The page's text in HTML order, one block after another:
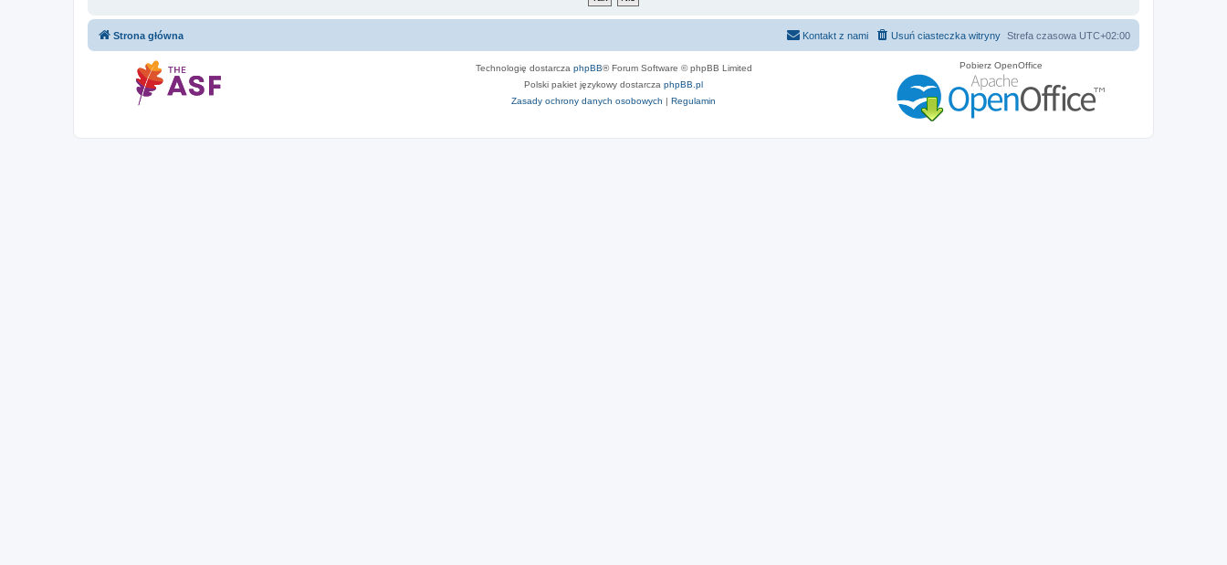
Strona główna Strefa czasowa UTC+02:00
Usuń ciasteczka witryny
Kontakt z nami
Technologię dostarcza phpBB® Forum Software © phpBB Limited
Polski pakiet językowy dostarcza phpBB.pl
Zasady ochrony danych osobowych | Regulamin
Pobierz OpenOffice